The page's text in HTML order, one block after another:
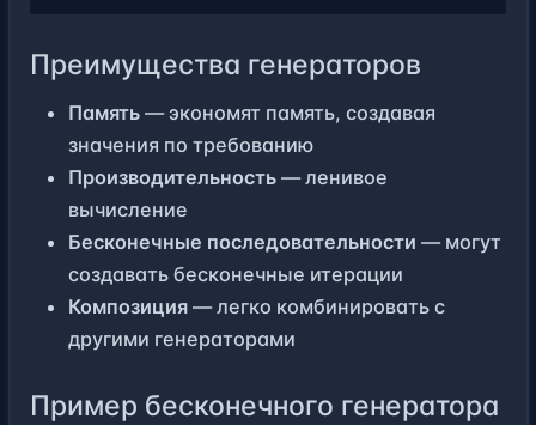
Преимущества генераторов
Память — экономят память, создавая
значения по требованию
Производительность — ленивое
вычисление
Бесконечные последовательности — могут
создавать бесконечные итерации
Композиция — легко комбинировать с
другими генераторами
Пример бесконечного генератора